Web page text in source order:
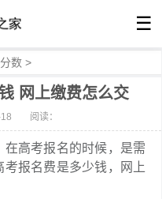
☰
数 >
网上缴费怎么交
阅读：
高考报名的时候，是需
报名费是多少钱，网上